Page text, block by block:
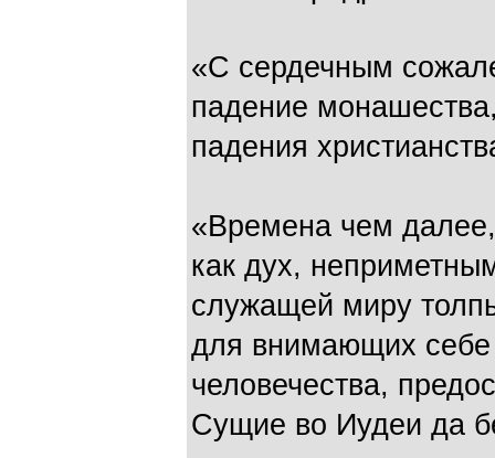
«С сердечным
падение
падения
«Времена чем
как дух,
служащей миру
для внимающих себе
человечества,
Сущие во Иудеи да